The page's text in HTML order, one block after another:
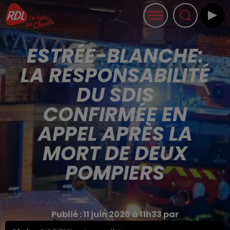
ESTRÉE-BLANCHE:
LA RESPONSABILITÉ
DU SDIS
CONFIRMÉE EN
APPEL APRÈS LA
MORT DE DEUX
POMPIERS
Publié : 11 juin 2026 à 11h33 par